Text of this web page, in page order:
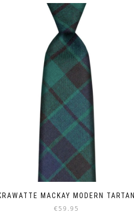
MACKAY MODERN TARTAN
€59.95